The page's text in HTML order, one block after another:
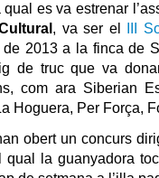
es va estrenar
, va ser el
III
2013 a la finca de
de truc que va
com ara Siberian
Hoguera, Per Força,
obert un concurs
la guanyadora